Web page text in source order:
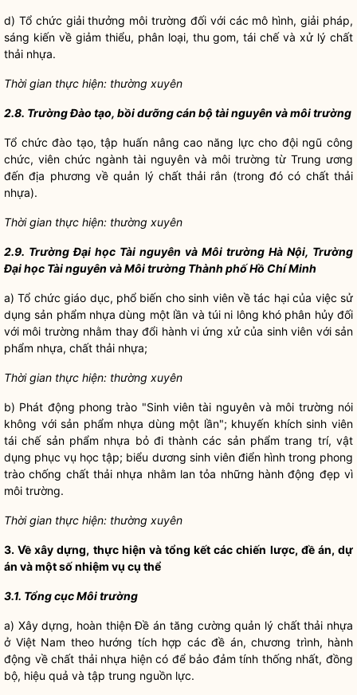
d) Tổ chức giải thưởng môi trường đối với các mô hình, giải pháp,
sáng kiến về giảm thiểu, phân loại, thu gom, tái chế và xử lý chất
thải nhựa.
Thời gian thực hiện: thường xuyên
2.8. Trường Đào tạo, bồi dưỡng cán bộ tài nguyên và môi trường
Tổ chức đào tạo, tập huấn nâng cao năng lực cho đội ngũ công
chức, viên chức ngành tài nguyên và môi trường từ Trung ương
đến địa phương về quản lý chất thải rắn (trong đó có chất thải
nhựa).
Thời gian thực hiện: thường xuyên
2.9. Trường Đại học Tài nguyên và Môi trường Hà Nội, Trường
Đại học Tài nguyên và Môi trường Thành phố Hồ Chí Minh
a) Tổ chức giáo dục, phổ biến cho sinh viên về tác hại của việc sử
dụng sản phẩm nhựa dùng một lần và túi ni lông khó phân hủy đối
với môi trường nhằm thay đổi hành vi ứng xử của sinh viên với sản
phẩm nhựa, chất thải nhựa;
Thời gian thực hiện: thường xuyên
b) Phát động phong trào "Sinh viên tài nguyên và môi trường nói
không với sản phẩm nhựa dùng một lần"; khuyến khích sinh viên
tái chế sản phẩm nhựa bỏ đi thành các sản phẩm trang trí, vật
dụng phục vụ học tập; biểu dương sinh viên điển hình trong phong
trào chống chất thải nhựa nhằm lan tỏa những hành động đẹp vì
môi trường.
Thời gian thực hiện: thường xuyên
3. Về xây dựng, thực hiện và tổng kết các chiến lược, đề án, dự
án và một số nhiệm vụ cụ thể
3.1. Tổng cục Môi trường
a) Xây dựng, hoàn thiện Đề án tăng cường quản lý chất thải nhựa
ở Việt Nam theo hướng tích hợp các đề án, chương trình, hành
động về chất thải nhựa hiện có để bảo đảm tính thống nhất, đồng
bộ, hiệu quả và tập trung nguồn lực.